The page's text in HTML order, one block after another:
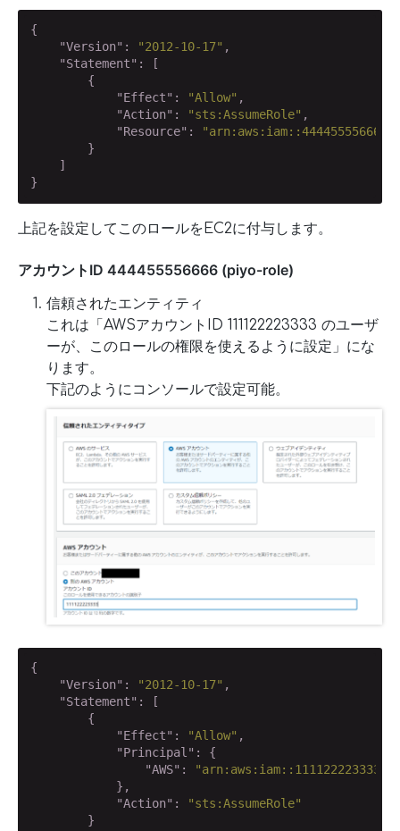
{
"Version" : "2012-10-17" ,
"Statement" : [
        {
"Effect" : "Allow" ,
"Action" : "sts:AssumeRole" ,
"Resource" :
        }
    ]
}
上記を設定してこのロールをEC2に付与します。
アカウントID 444455556666 (piyo-role)
信頼されたエンティティ
これは「AWSアカウントID 111122223333 のユーザ
ーが、このロールの権限を使えるように設定」にな
ります。
下記のようにコンソールで設定可能。
{
"Version" : "2012-10-17" ,
"Statement" : [
        {
"Effect" : "Allow" ,
"Principal" : {
"AWS" :
            },
"Action" :
"sts:AssumeRole"
        }